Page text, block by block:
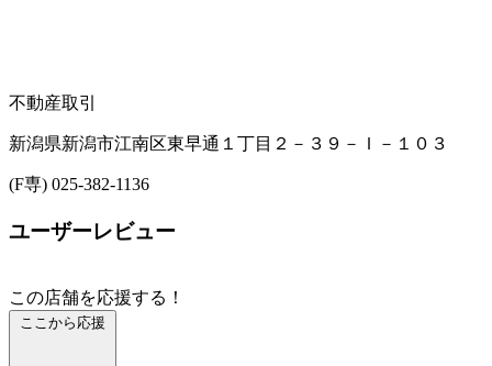
不動産取引
新潟県新潟市江南区東早通１丁目２－３９－Ｉ－１０３
(F専) 025-382-1136
ユーザーレビュー
この店舗を応援する！
ここから応援